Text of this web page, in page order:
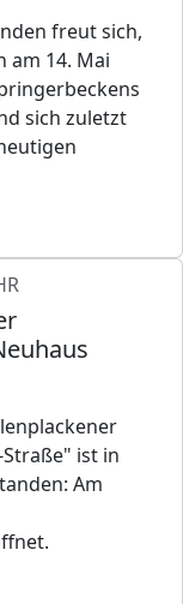
freut sich,
am 14. Mai
sich zuletzt
ist in
Am